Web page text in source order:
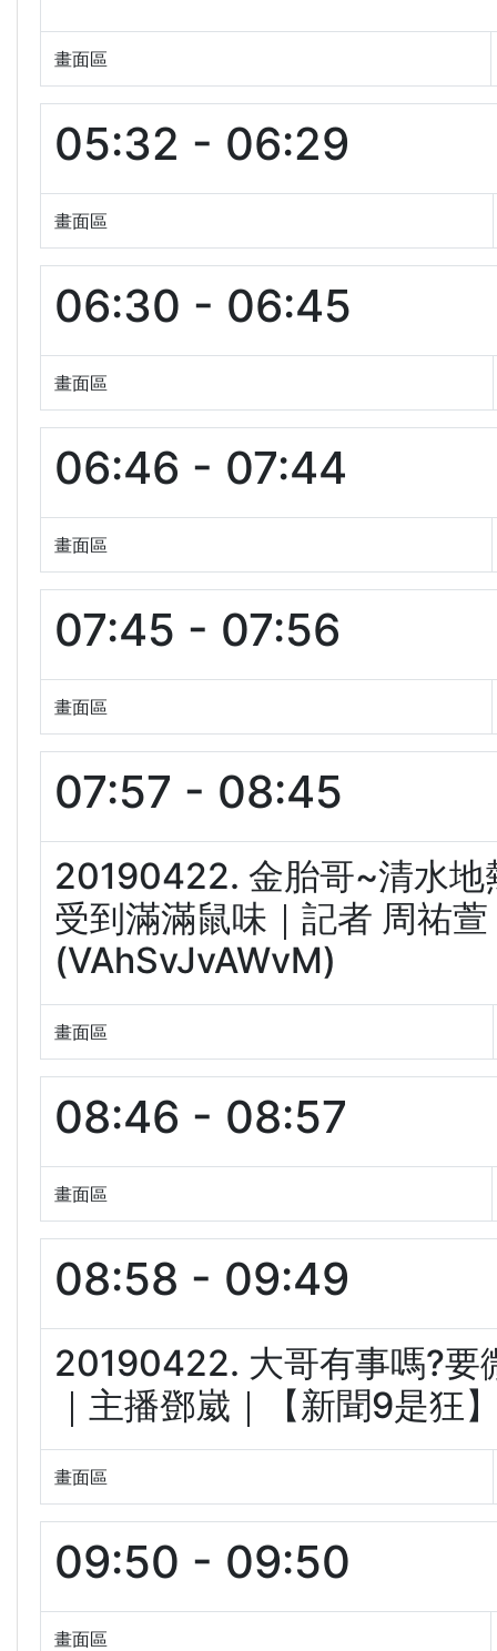
畫面區
05:32 - 06:29
畫面區
06:30 - 06:45
畫面區
06:46 - 07:44
畫面區
07:45 - 07:56
畫面區
07:57 - 08:45
20190422. 金胎哥~清水地
受到滿滿鼠味｜記者 周祐
(VAhSvJvAWvM)
畫面區
08:46 - 08:57
畫面區
08:58 - 09:49
20190422. 大哥有事嗎?要
｜主播鄧崴｜【新聞9是狂
畫面區
09:50 - 09:50
畫面區